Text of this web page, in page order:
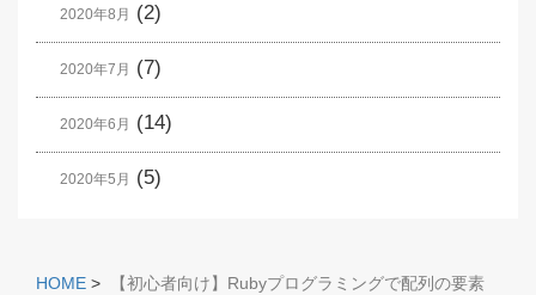
2020年8月 (2)
2020年7月 (7)
2020年6月 (14)
2020年5月 (5)
HOME >
【初心者向け】Rubyプログラミングで配列の要素